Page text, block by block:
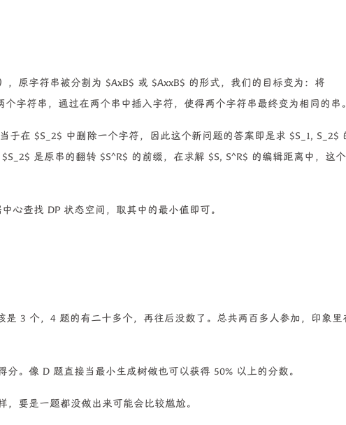
，原字符串被分割为 $AxB$ 或 $AxxB$ 的形式，我们的目标变为：将
个字符串，通过在两个串中插入字符，使得两个字符串最终变为相同的串
于在 $S_2$ 中删除一个字符，因此这个新问题的答案即是求 $S_1, S_2$
是原串的翻转 $S^R$ 的前缀，在求解 $S, S^R$ 的编辑距离中，这
心查找 DP 状态空间，取其中的最小值即可。
是 3 个，4 题的有二十多个，再往后没数了。总共两百多人参加，印象里
。像 D 题直接当最小生成树做也可以获得 50% 以上的分数。
要是一题都没做出来可能会比较尴尬。